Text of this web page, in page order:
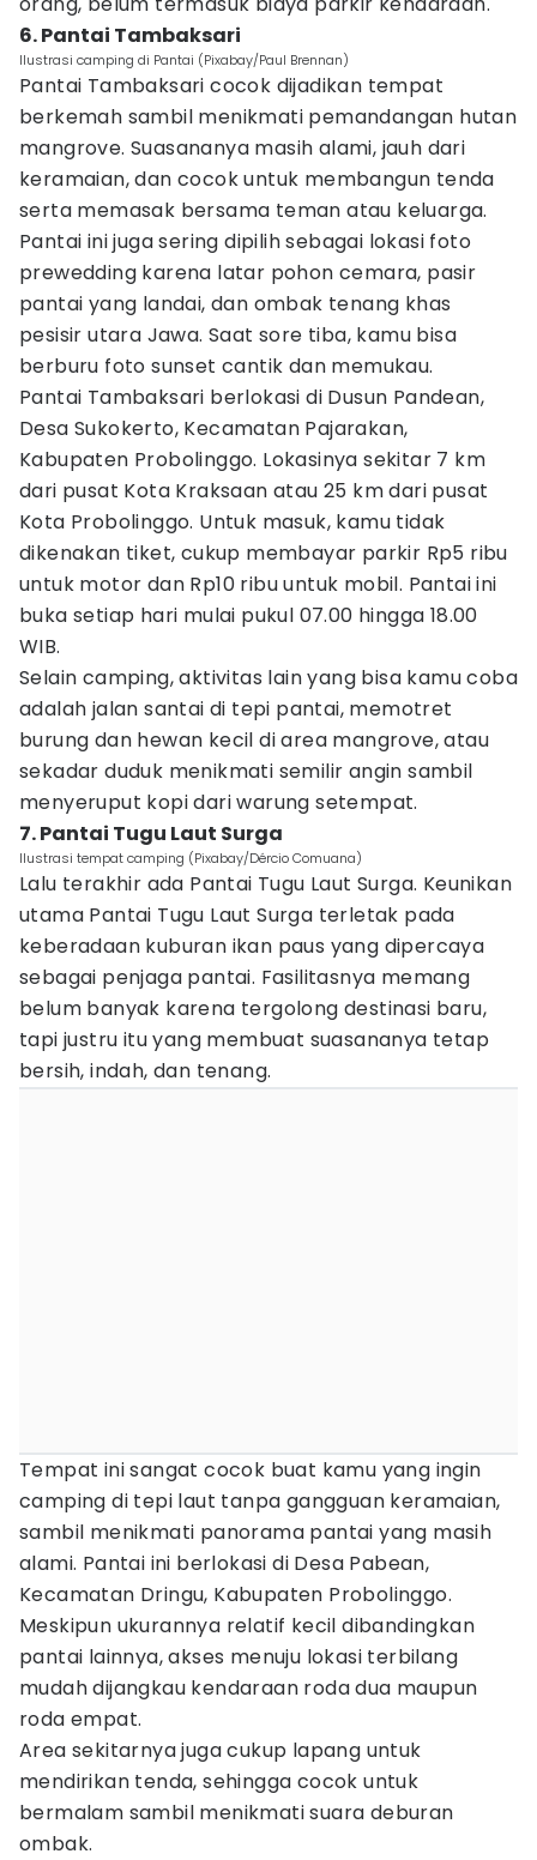
6. Pantai Tambaksari
Ilustrasi camping di Pantai (Pixabay/Paul Brennan)
Pantai Tambaksari cocok dijadikan tempat
berkemah sambil menikmati pemandangan hutan
mangrove. Suasananya masih alami, jauh dari
keramaian, dan cocok untuk membangun tenda
serta memasak bersama teman atau keluarga.
Pantai ini juga sering dipilih sebagai lokasi foto
prewedding karena latar pohon cemara, pasir
pantai yang landai, dan ombak tenang khas
pesisir utara Jawa. Saat sore tiba, kamu bisa
berburu foto sunset cantik dan memukau.
Pantai Tambaksari berlokasi di Dusun Pandean,
Desa Sukokerto, Kecamatan Pajarakan,
Kabupaten Probolinggo. Lokasinya sekitar 7 km
dari pusat Kota Kraksaan atau 25 km dari pusat
Kota Probolinggo. Untuk masuk, kamu tidak
dikenakan tiket, cukup membayar parkir Rp5 ribu
untuk motor dan Rp10 ribu untuk mobil. Pantai ini
buka setiap hari mulai pukul 07.00 hingga 18.00
WIB.
Selain camping, aktivitas lain yang bisa kamu coba
adalah jalan santai di tepi pantai, memotret
burung dan hewan kecil di area mangrove, atau
sekadar duduk menikmati semilir angin sambil
menyeruput kopi dari warung setempat.
7. Pantai Tugu Laut Surga
Ilustrasi tempat camping (Pixabay/Dércio Comuana)
Lalu terakhir ada Pantai Tugu Laut Surga. Keunikan
utama Pantai Tugu Laut Surga terletak pada
keberadaan kuburan ikan paus yang dipercaya
sebagai penjaga pantai. Fasilitasnya memang
belum banyak karena tergolong destinasi baru,
tapi justru itu yang membuat suasananya tetap
bersih, indah, dan tenang.
Tempat ini sangat cocok buat kamu yang ingin
camping di tepi laut tanpa gangguan keramaian,
sambil menikmati panorama pantai yang masih
alami. Pantai ini berlokasi di Desa Pabean,
Kecamatan Dringu, Kabupaten Probolinggo.
Meskipun ukurannya relatif kecil dibandingkan
pantai lainnya, akses menuju lokasi terbilang
mudah dijangkau kendaraan roda dua maupun
roda empat.
Area sekitarnya juga cukup lapang untuk
mendirikan tenda, sehingga cocok untuk
bermalam sambil menikmati suara deburan
ombak.